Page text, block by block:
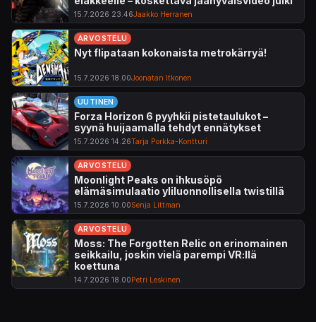
15.7.2026 23.46Jaakko Herranen
ARVOSTELU
Nyt flipataan kokonaista metrokärryä!
15.7.2026 18.00Joonatan Itkonen
UUTINEN
Forza Horizon 6 pyyhkii pistetaulukot –
syynä huijaamalla tehdyt ennätykset
15.7.2026 14.26Tarja Porkka-Kontturi
ARVOSTELU
Moonlight Peaks on ihkusöpö
elämäsimulaatio yliluonnollisella twistillä
15.7.2026 10.00Senja Littman
ARVOSTELU
Moss: The Forgotten Relic on erinomainen
seikkailu, joskin vielä parempi VR:llä
koettuna
14.7.2026 18.00 Petri Leskinen